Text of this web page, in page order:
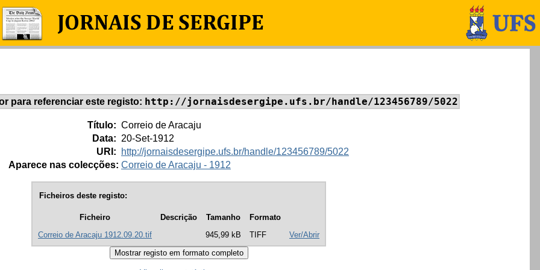
para referenciar este registo: http://jornaisdesergipe.ufs.br/handle/123456789/5022
Título: Correio de Aracaju
Data: 20-Set-1912
URI:
http://jornaisdesergipe.ufs.br/handle/123456789/5022
Aparece nas colecções: Correio de Aracaju - 1912
Ficheiros deste registo:
Ficheiro Descrição Tamanho
Formato
Correio de Aracaju 1912.09.20.tif
945,99 kB TIFF Ver/Abrir